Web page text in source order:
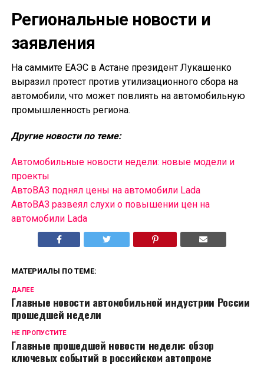
Региональные новости и
заявления
На саммите ЕАЭС в Астане президент Лукашенко
выразил протест против утилизационного сбора на
автомобили, что может повлиять на автомобильную
промышленность региона.
Другие новости по теме:
Автомобильные новости недели: новые модели и
проекты
АвтоВАЗ поднял цены на автомобили Lada
АвтоВАЗ развеял слухи о повышении цен на
автомобили Lada
МАТЕРИАЛЫ ПО ТЕМЕ:
ДАЛЕЕ
Главные новости автомобильной индустрии России
прошедшей недели
НЕ ПРОПУСТИТЕ
Главные прошедшей новости недели: обзор
ключевых событий в российском автопроме